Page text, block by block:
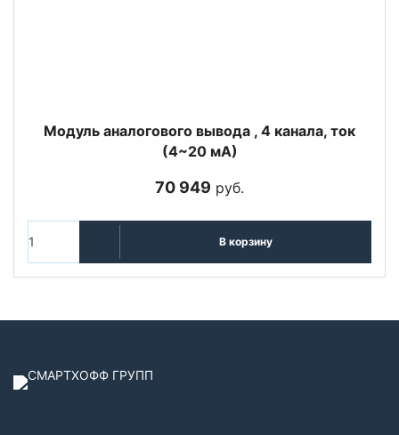
Модуль аналогового вывода , 4 канала, ток
(4~20 мА)
70 949 руб.
В корзину